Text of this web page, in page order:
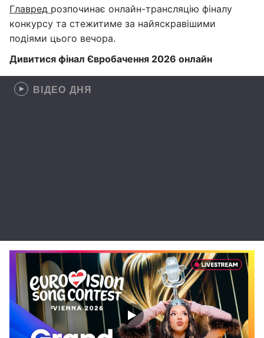
Главред розпочинає онлайн-трансляцію фіналу
конкурсу та стежитиме за найяскравішими
подіями цього вечора.
Дивитися фінал Євробачення 2026 онлайн
ВІДЕО ДНЯ